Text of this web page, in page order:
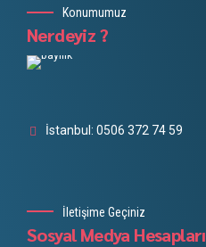
Konumumuz
Nerdeyiz ?
İstanbul: 0506 372 74 59
İletişime Geçiniz
Sosyal Medya Hesapları